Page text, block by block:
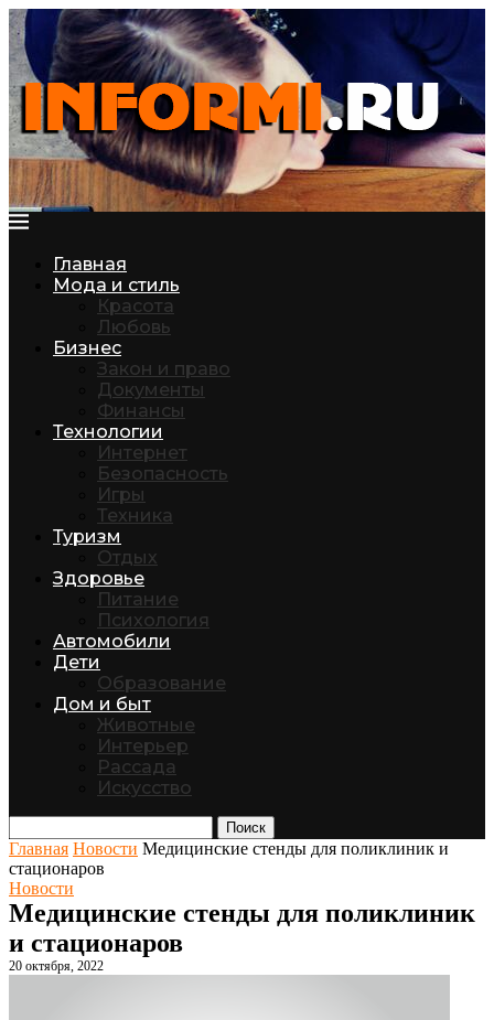
Главная
Мода и стиль
Красота
Любовь
Бизнес
Закон и право
Документы
Финансы
Технологии
Интернет
Безопасность
Игры
Техника
Туризм
Отдых
Здоровье
Питание
Психология
Автомобили
Дети
Образование
Дом и быт
Животные
Интерьер
Рассада
Искусство
Поиск
Главная Новости Медицинские стенды для поликлиник и
стационаров
Новости
Медицинские стенды для поликлиник
и стационаров
20 октября, 2022